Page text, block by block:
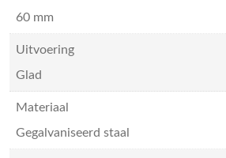
60 mm
Uitvoering
Glad
Materiaal
Gegalvaniseerd staal